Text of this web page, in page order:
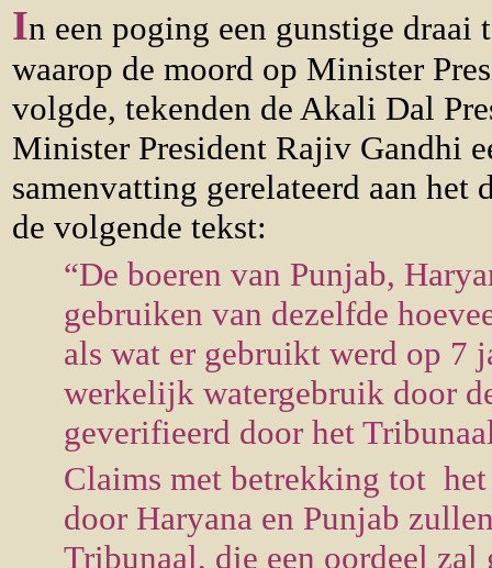
In een poging een gunstige draai
waarop de moord op Minister
volgde, tekenden de Akali Dal
Minister President Rajiv Gandhi
samenvatting gerelateerd aan
de volgende tekst:
“De boeren van Punjab,
gebruiken van dezelfde
als wat er gebruikt werd op 7
werkelijk watergebruik door
geverifieerd door het
Claims met betrekking tot
door Haryana en Punjab
Tribunaal, die een oordeel zal